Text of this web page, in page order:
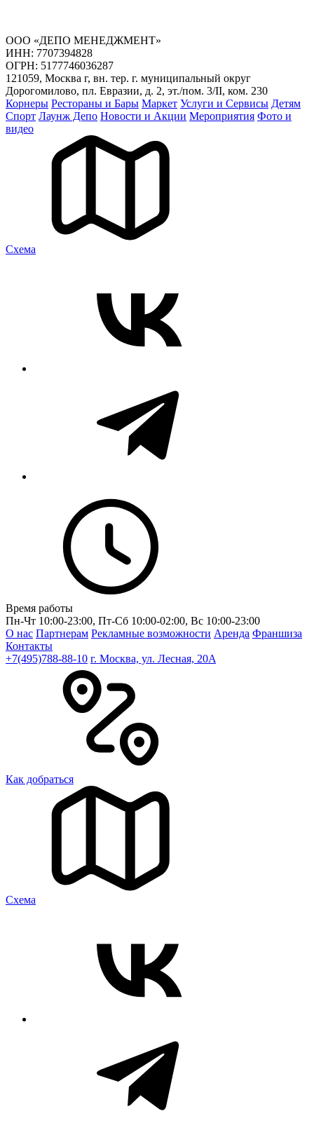
ООО «ДЕПО МЕНЕДЖМЕНТ»
ИНН: 7707394828
ОГРН: 5177746036287
121059, Москва г, вн. тер. г. муниципальный округ
Дорогомилово, пл. Евразии, д. 2, эт./пом. 3/II, ком. 230
Корнеры Рестораны и Бары Маркет Услуги и Сервисы Детям
Спорт Лаунж Депо Новости и Акции Мероприятия Фото и
видео
Cхема
Время работы
Пн-Чт 10:00-23:00, Пт-Сб 10:00-02:00, Вс 10:00-23:00
О нас Партнерам Рекламные возможности Аренда Франшиза
Контакты
+7(495)788-88-10 г. Москва, ул. Лесная, 20A
Как добраться
Cхема